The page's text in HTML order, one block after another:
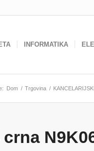
INFORMATIKA
Dom / Trgovina /